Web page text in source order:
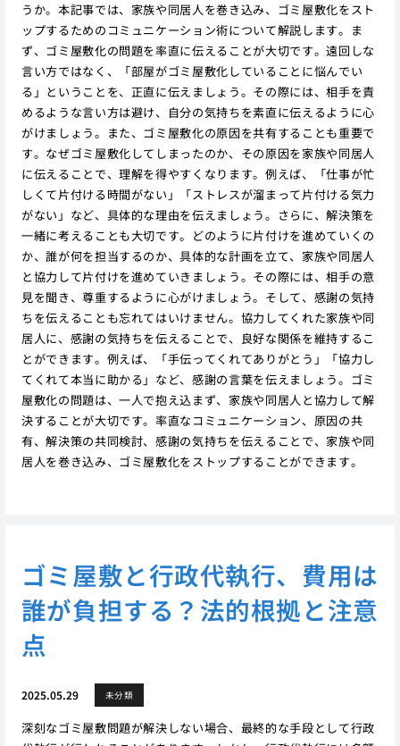
うか。本記事では、家族や同居人を巻き込み、ゴミ屋敷化をスト
ップするためのコミュニケーション術について解説します。ま
ず、ゴミ屋敷化の問題を率直に伝えることが大切です。遠回しな
言い方ではなく、「部屋がゴミ屋敷化していることに悩んでい
る」ということを、正直に伝えましょう。その際には、相手を責
めるような言い方は避け、自分の気持ちを素直に伝えるように心
がけましょう。また、ゴミ屋敷化の原因を共有することも重要で
す。なぜゴミ屋敷化してしまったのか、その原因を家族や同居人
に伝えることで、理解を得やすくなります。例えば、「仕事が忙
しくて片付ける時間がない」「ストレスが溜まって片付ける気力
がない」など、具体的な理由を伝えましょう。さらに、解決策を
一緒に考えることも大切です。どのように片付けを進めていくの
か、誰が何を担当するのか、具体的な計画を立て、家族や同居人
と協力して片付けを進めていきましょう。その際には、相手の意
見を聞き、尊重するように心がけましょう。そして、感謝の気持
ちを伝えることも忘れてはいけません。協力してくれた家族や同
居人に、感謝の気持ちを伝えることで、良好な関係を維持するこ
とができます。例えば、「手伝ってくれてありがとう」「協力し
てくれて本当に助かる」など、感謝の言葉を伝えましょう。ゴミ
屋敷化の問題は、一人で抱え込まず、家族や同居人と協力して解
決することが大切です。率直なコミュニケーション、原因の共
有、解決策の共同検討、感謝の気持ちを伝えることで、家族や同
居人を巻き込み、ゴミ屋敷化をストップすることができます。
ゴミ屋敷と行政代執行、費用は
誰が負担する？法的根拠と注意
点
2025.05.29 未分類
深刻なゴミ屋敷問題が解決しない場合、最終的な手段として行政